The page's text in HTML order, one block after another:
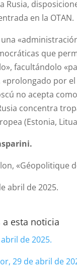
Rusia,
en la OTAN.
que
facultándolo
«prolongado por
no acepta
concentra
(Estonia,
«Géopolitique
abril de 2025.
esta noticia
de 2025.
29 de abril de